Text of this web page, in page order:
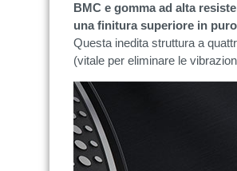
BMC e gomma ad alta
una finitura superiore in
Questa inedita struttura a
(vitale per eliminare le